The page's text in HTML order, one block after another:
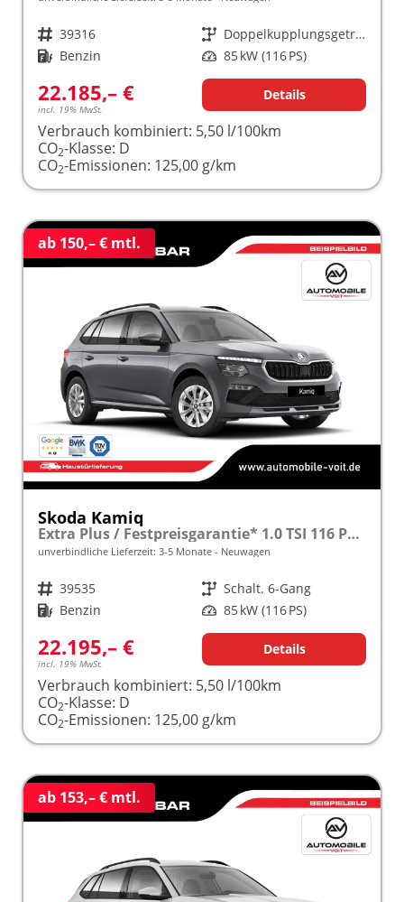
Fahrzeugnr. 39316 Getriebe
Doppelkupplungsgetriebe (DSG)
Kraftstoff Benzin Leistung 85 kW (116 PS)
22.185,– €
incl. 19% MwSt.
Details
Verbrauch kombiniert: 5,50 l/100km
CO2-Klasse: D
CO2-Emissionen: 125,00 g/km
ab 150,– € mtl.
Skoda Kamiq
Extra Plus / Festpreisgarantie* 1.0 TSI 116 PS frei konfigurierbar!
unverbindliche Lieferzeit: 3-5 Monate Neuwagen
Fahrzeugnr. 39535 Getriebe Schalt. 6-Gang
Kraftstoff Benzin Leistung 85 kW (116 PS)
22.195,– €
incl. 19% MwSt.
Details
Verbrauch kombiniert: 5,50 l/100km
CO2-Klasse: D
CO2-Emissionen: 125,00 g/km
ab 153,– € mtl.